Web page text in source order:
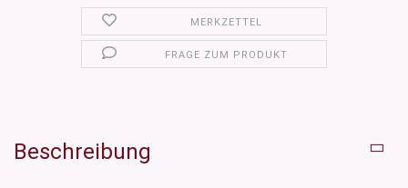
MERKZETTEL
FRAGE ZUM PRODUKT
Beschreibung